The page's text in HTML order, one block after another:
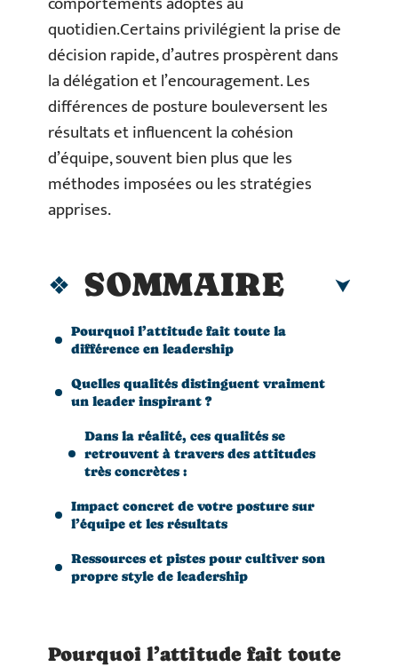
quotidien.Certains privilégient la prise de
décision rapide, d’autres prospèrent dans
la délégation et l’encouragement. Les
différences de posture bouleversent les
résultats et influencent la cohésion
d’équipe, souvent bien plus que les
méthodes imposées ou les stratégies
apprises.
SOMMAIRE
Pourquoi l’attitude fait toute la
différence en leadership
Quelles qualités distinguent vraiment
un leader inspirant ?
Dans la réalité, ces qualités se
retrouvent à travers des attitudes
très concrètes :
Impact concret de votre posture sur
l’équipe et les résultats
Ressources et pistes pour cultiver son
propre style de leadership
Pourquoi l’attitude fait toute